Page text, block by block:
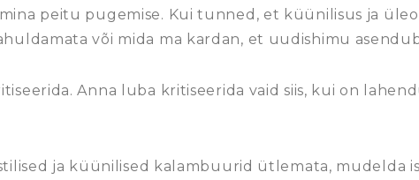
peitu pugemise. Kui tunned, et küünilisus ja
või mida ma kardan, et uudishimu
Anna luba kritiseerida vaid siis, kui on
ja küünilised kalambuurid ütlemata, mudelda